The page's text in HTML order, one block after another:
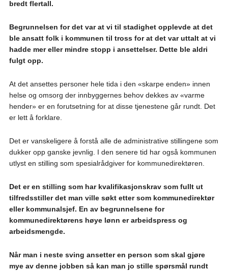
bredt flertall.
Begrunnelsen for det var at vi til stadighet opplevde at det
ble ansatt folk i kommunen til tross for at det var uttalt at vi
hadde mer eller mindre stopp i ansettelser. Dette ble aldri
fulgt opp.
At det ansettes personer hele tida i den «skarpe enden» innen
helse og omsorg der innbyggernes behov dekkes av «varme
hender» er en forutsetning for at disse tjenestene går rundt. Det
er lett å forklare.
Det er vanskeligere å forstå alle de administrative stillingene som
dukker opp ganske jevnlig. I den senere tid har også kommunen
utlyst en stilling som spesialrådgiver for kommunedirektøren.
Det er en stilling som har kvalifikasjonskrav som fullt ut
tilfredsstiller det man ville søkt etter som kommunedirektør
eller kommunalsjef. En av begrunnelsene for
kommunedirektørens høye lønn er arbeidspress og
arbeidsmengde.
Når man i neste sving ansetter en person som skal gjøre
mye av denne jobben så kan man jo stille spørsmål rundt